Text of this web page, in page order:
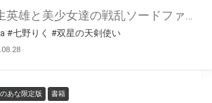
#七野りく #双星の天剣使い
あな限定版 書籍